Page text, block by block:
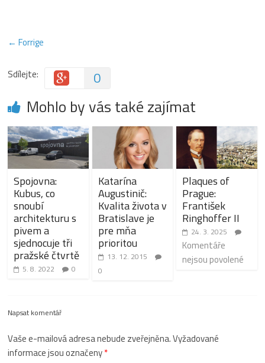
← Forrige
Sdílejte: 0
Mohlo by vás také zajímat
Spojovna:
Kubus, co
snoubí
architekturu s
pivem a
sjednocuje tři
pražské čtvrtě
5. 8. 2022 0
Katarína
Augustinič:
Kvalita života v
Bratislave je
pre mňa
prioritou
13. 12. 2015
0
Plaques of
Prague:
František
Ringhoffer II
24. 3. 2025
Komentáře
nejsou povolené
Napsat komentář
Vaše e-mailová adresa nebude zveřejněna.Vyžadované
informace jsou označeny*